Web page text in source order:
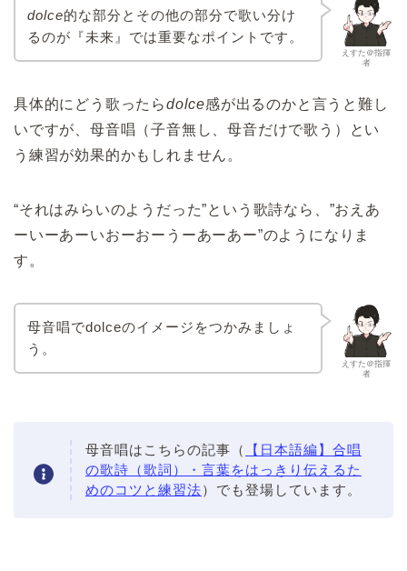
えすた＠指揮
者
dolce的な部分とその他の部分で歌い分け
るのが『未来』では重要なポイントです。
具体的にどう歌ったらdolce感が出るのかと言うと難し
いですが、母音唱（子音無し、母音だけで歌う）とい
う練習が効果的かもしれません。
“それはみらいのようだった”という歌詩なら、”おえあ
ーいーあーいおーおーうーあーあー”のようになりま
す。
えすた＠指揮
者
母音唱でdolceのイメージをつかみましょ
う。
母音唱はこちらの記事（
【日本語編】合唱
の歌詩（歌詞）・言葉をはっきり伝えるた
めのコツと練習法）でも登場しています。